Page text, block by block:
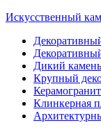
Искусственный
Дикий камень
Крупный
Керамогранит
Клинкерная